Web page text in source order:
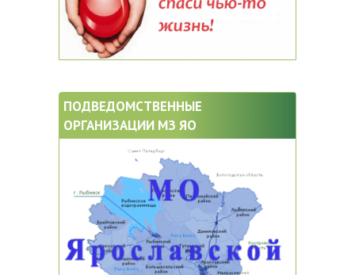
ПОДВЕДОМСТВЕННЫЕ
ОРГАНИЗАЦИИ МЗ ЯО